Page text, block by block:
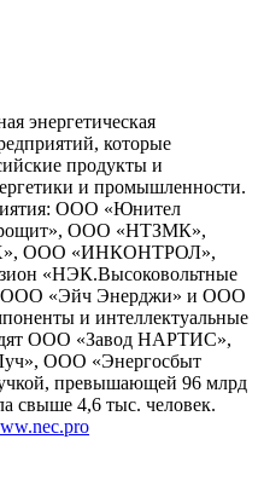
энергетическая
которые
продукты и
и промышленности.
ООО «Юнител
ООО «НТЗМК»,
ООО «ИНКОНТРОЛ»,
«НЭК.Высоковольтные
ООО «Эйч Энерджи» и ООО
и интеллектуальные
ООО «Завод НАРТИС»,
ООО «Энергосбыт
превышающей 96 млрд
свыше 4,6 тыс. человек.